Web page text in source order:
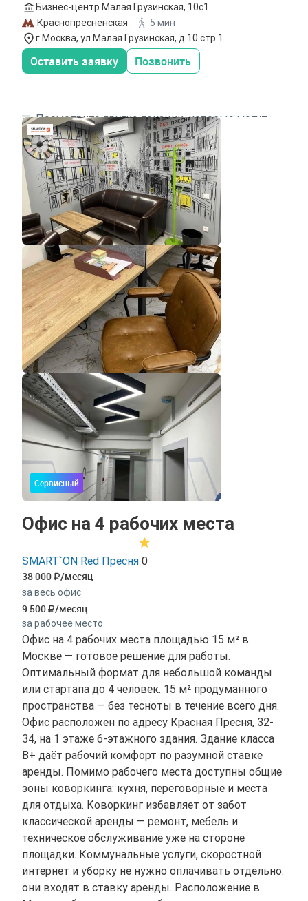
Бизнес-центр Малая Грузинская, 10с1
Краснопресненская
5 мин
г Москва, ул Малая Грузинская, д 10 стр 1
Оставить заявку Позвонить
Посмотрите другие локации, которые могут
подходить под ваш запрос
Сервисный
Офис на 4 рабочих места
SMART`ON Red Пресня 0
38 000 /месяц
за весь офис
9 500 /месяц
за рабочее место
Офис на 4 рабочих места площадью 15 м² в
Москве — готовое решение для работы.
Оптимальный формат для небольшой команды
или стартапа до 4 человек. 15 м² продуманного
пространства — без тесноты в течение всего дня.
Офис расположен по адресу Красная Пресня, 32-
34, на 1 этаже 6-этажного здания. Здание класса
B+ даёт рабочий комфорт по разумной ставке
аренды. Помимо рабочего места доступны общие
зоны коворкинга: кухня, переговорные и места
для отдыха. Коворкинг избавляет от забот
классической аренды — ремонт, мебель и
техническое обслуживание уже на стороне
площадки. Коммунальные услуги, скоростной
интернет и уборку не нужно оплачивать отдельно:
они входят в ставку аренды. Расположение в